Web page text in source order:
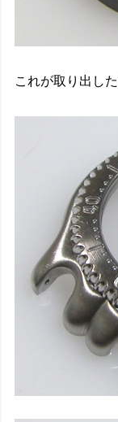
これが取り出し